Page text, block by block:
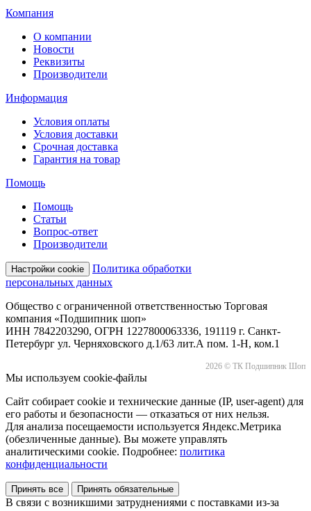
Компания
О компании
Новости
Реквизиты
Производители
Информация
Условия оплаты
Условия доставки
Срочная доставка
Гарантия на товар
Помощь
Помощь
Статьи
Вопрос-ответ
Производители
Настройки cookie
Политика обработки
персональных данных
Общество с ограниченной ответственностью Торговая
компания «Подшипник шоп»
ИНН 7842203290, ОГРН 1227800063336, 191119 г. Санкт-
Петербург ул. Черняховского д.1/63 лит.А пом. 1-Н, ком.1
2026 © ТК Подшипник Шоп
Мы используем cookie-файлы
Сайт собирает cookie и технические данные (IP, user-agent) для
его работы и безопасности — отказаться от них нельзя.
Для анализа посещаемости используется Яндекс.Метрика
(обезличенные данные). Вы можете управлять
аналитическими cookie. Подробнее: политика
конфиденциальности
Принять все Принять обязательные
В связи с возникшими затруднениями с поставками из-за